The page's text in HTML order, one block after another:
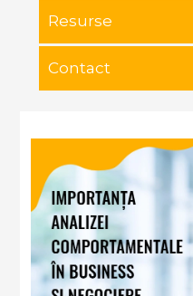
Resurse
Contact